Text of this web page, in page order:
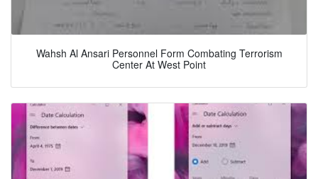
Wahsh Al Ansari Personnel Form Combating Terrorism
Center At West Point